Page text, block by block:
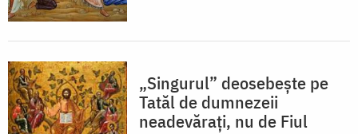
„Singurul” deosebeşte pe
Tatăl de dumnezeii
neadevărați, nu de Fiul